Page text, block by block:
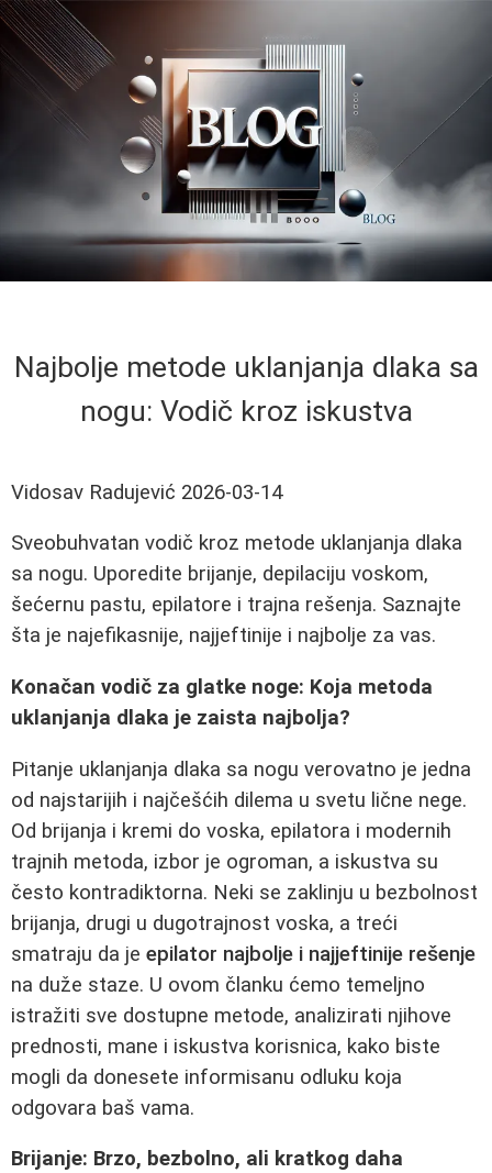
Najbolje metode uklanjanja dlaka sa
nogu: Vodič kroz iskustva
Vidosav Radujević 2026-03-14
Sveobuhvatan vodič kroz metode uklanjanja dlaka
sa nogu. Uporedite brijanje, depilaciju voskom,
šećernu pastu, epilatore i trajna rešenja. Saznajte
šta je najefikasnije, najjeftinije i najbolje za vas.
Konačan vodič za glatke noge: Koja metoda
uklanjanja dlaka je zaista najbolja?
Pitanje uklanjanja dlaka sa nogu verovatno je jedna
od najstarijih i najčešćih dilema u svetu lične nege.
Od brijanja i kremi do voska, epilatora i modernih
trajnih metoda, izbor je ogroman, a iskustva su
često kontradiktorna. Neki se zaklinju u bezbolnost
brijanja, drugi u dugotrajnost voska, a treći
smatraju da je epilator najbolje i najjeftinije rešenje
na duže staze. U ovom članku ćemo temeljno
istražiti sve dostupne metode, analizirati njihove
prednosti, mane i iskustva korisnica, kako biste
mogli da donesete informisanu odluku koja
odgovara baš vama.
Brijanje: Brzo, bezbolno, ali kratkog daha